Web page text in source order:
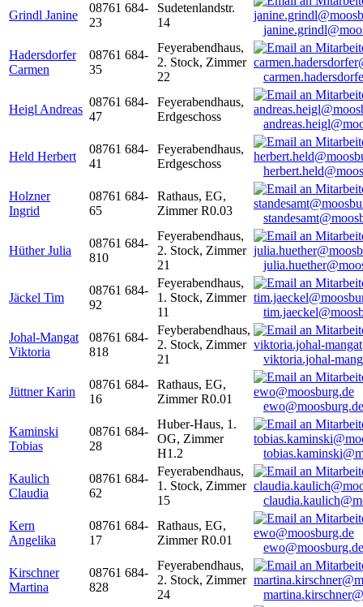
Grindl Janine
08761 684-
23
Sudetenlandstr.
14
Hadersdorfer
Carmen
08761 684-
35
Feyerabendhaus,
2. Stock, Zimmer
22
Heigl Andreas
08761 684-
47
Feyerabendhaus,
Erdgeschoss
Held Herbert
08761 684-
41
Feyerabendhaus,
Erdgeschoss
Holzner
Ingrid
08761 684-
65
Rathaus, EG,
Zimmer R0.03
Hüther Julia
08761 684-
810
Feyerabendhaus,
2. Stock, Zimmer
21
Jäckel Tim
08761 684-
92
Feyerabendhaus,
1. Stock, Zimmer
11
Johal-Mangat
Viktoria
08761 684-
818
Feyberabendhaus,
2. Stock, Zimmer
21
viktoria.johal-
Jüttner Karin
08761 684-
16
Rathaus, EG,
Zimmer R0.01
ewo@moosburg.de
Kaminski
Tobias
08761 684-
28
Huber-Haus, 1.
OG, Zimmer
H1.2
Kaulich
Claudia
08761 684-
62
Feyerabendhaus,
1. Stock, Zimmer
15
Kern
Angelika
08761 684-
17
Rathaus, EG,
Zimmer R0.01
ewo@moosburg.de
Kirschner
Martina
08761 684-
828
Feyerabendhaus,
2. Stock, Zimmer
24